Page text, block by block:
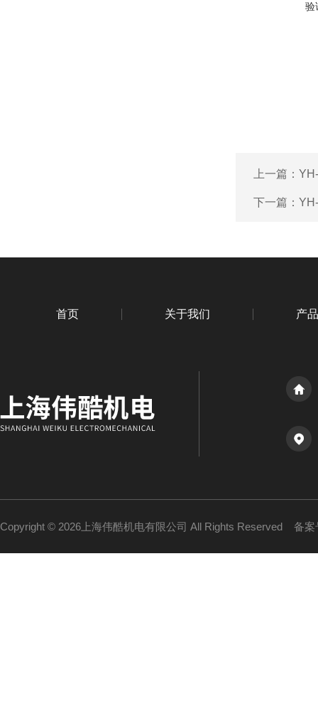
验
上一篇：
下一篇：
首页 关于我们 产
Copyright © 2026上海伟酷机电有限公司 All Rights Reserved 备案